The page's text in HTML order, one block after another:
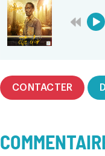
CONTACTER